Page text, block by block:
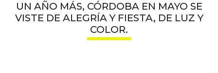
UN AÑO MÁS, CÓRDOBA EN MAYO SE
VISTE DE ALEGRÍA Y FIESTA, DE LUZ Y
COLOR.